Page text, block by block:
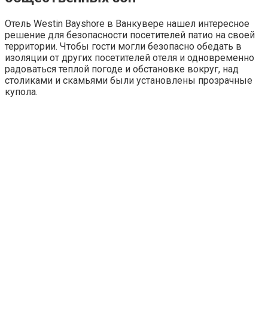
Отель Westin Bayshore в Ванкувере нашел интересное
решение для безопасности посетителей патио на своей
территории. Чтобы гости могли безопасно обедать в
изоляции от других посетителей отеля и одновременно
радоваться теплой погоде и обстановке вокруг, над
столиками и скамьями были установлены прозрачные
купола.